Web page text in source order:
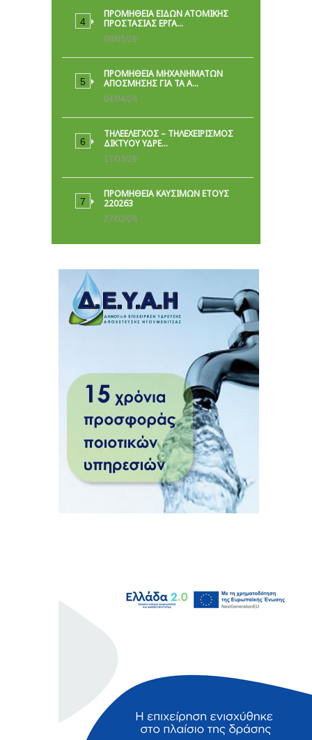
ΠΡΟΜΉΘΕΙΑ ΕΙΔΏΝ ΑΤΟΜΙΚΉΣ
ΠΡΟΣΤΑΣΊΑΣ ΕΡΓΑ…
08/05/26
ΠΡΟΜΗΘΕΙΑ ΜΗΧΑΝΗΜΑΤΩΝ
ΑΠΟΣΜΗΣΗΣ ΓΙΑ ΤΑ Α…
04/04/26
ΤΗΛΕΕΛΕΓΧΟΣ – ΤΗΛΕΧΕΙΡΙΣΜΟΣ
ΔΙΚΤΥΟΥ ΥΔΡΕ…
17/03/26
ΠΡΟΜΗΘΕΙΑ ΚΑΥΣΙΜΩΝ ΕΤΟΥΣ
220263
27/02/26